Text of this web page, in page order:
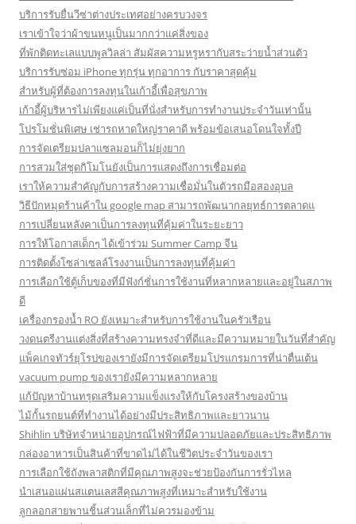
บริการรับยื่นวีซ่าต่างประเทศอย่างครบวงจร
เราเข้าใจว่าผ้าขนหนูเป็นมากกว่าแค่สิ่งของ
ที่พักติดทะเลแบบพูลวิลล่า สัมผัสความหรูหรากับสระว่ายน้ำส่วนตัว
บริการรับซ่อม iPhone ทุกรุ่น ทุกอาการ กับราคาสุดคุ้ม
สำหรับผู้ที่ต้องการลงทุนในเก้าอี้เพื่อสุขภาพ
เก้าอี้ผู้บริหารไม่เพียงแค่เป็นที่นั่งสำหรับการทำงานประจำวันเท่านั้น
โปรโมชั่นพิเศษ เช่ารถหาดใหญ่ราคาดี พร้อมข้อเสนอโดนใจทั้งปี
การจัดเตรียมปลาแซลมอนก็ไม่ยุ่งยาก
การสวมใส่ชุดกิโมโนยังเป็นการแสดงถึงการเชื่อมต่อ
เราให้ความสำคัญกับการสร้างความเชื่อมั่นในตัวรถมือสองอุบล
วิธีปักหมุดร้านค้าใน google map สามารถพัฒนากลยุทธ์การตลาดแ
การเปลี่ยนหลังคาเป็นการลงทุนที่คุ้มค่าในระยะยาว
การให้โอกาสเด็กๆ ได้เข้าร่วม Summer Camp จีน
การติดตั้งโซล่าเซลล์โรงงานเป็นการลงทุนที่คุ้มค่า
การเลือกใช้ตู้เก็บของที่มีฟังก์ชั่นการใช้งานที่หลากหลายและอยู่ในสภาพ
ดี
เครื่องกรองน้ำ RO ยังเหมาะสำหรับการใช้งานในครัวเรือน
วงดนตรีงานแต่งสิ่งที่สร้างความทรงจำที่ดีและมีความหมายในวันที่สำคัญ
แพ็คเกจทัวร์ยุโรปของเรายังมีการจัดเตรียมโปรแกรมการที่น่าตื่นเต้น
vacuum pump ของเรายังมีความหลากหลาย
แก้ปัญหาบ้านทรุดเสริมความแข็งแรงให้กับโครงสร้างของบ้าน
ไม้กั้นรถยนต์ที่ทำงานได้อย่างมีประสิทธิภาพและยาวนาน
Shihlin บริษัทจำหน่ายอุปกรณ์ไฟฟ้าที่มีความปลอดภัยและประสิทธิภาพ
กล่องอาหารเป็นสินค้าที่ขาดไม่ได้ในชีวิตประจำวันของเรา
การเลือกใช้ถังพลาสติกที่มีคุณภาพสูงจะช่วยป้องกันการรั่วไหล
นำเสนอแผ่นสแตนเลสสีคุณภาพสูงที่เหมาะสำหรับใช้งาน
ลูกลอกสายพานชิ้นส่วนเล็กที่ไม่ควรมองข้าม